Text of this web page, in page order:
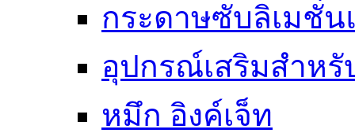
กระดาษซับลิเมชั่
อุปกรณ์เสริมสำหรั
หมึก อิงค์เจ็ท